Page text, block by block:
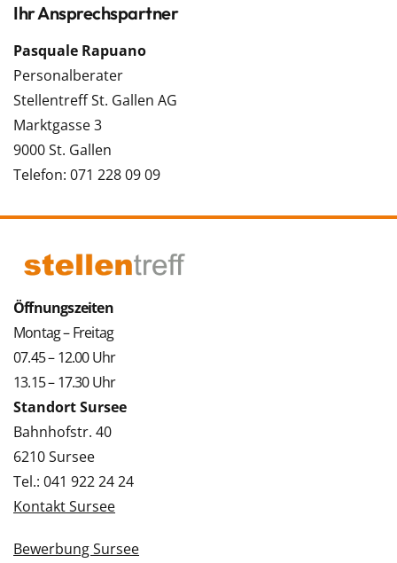
Ihr Ansprechspartner
Pasquale Rapuano
Personalberater
Stellentreff St. Gallen AG
Marktgasse 3
9000 St. Gallen
Telefon: 071 228 09 09
Öffnungszeiten
Montag – Freitag
07.45 – 12.00 Uhr
13.15 – 17.30 Uhr
Standort Sursee
Bahnhofstr. 40
6210 Sursee
Tel.: 041 922 24 24
Kontakt Sursee
Bewerbung Sursee